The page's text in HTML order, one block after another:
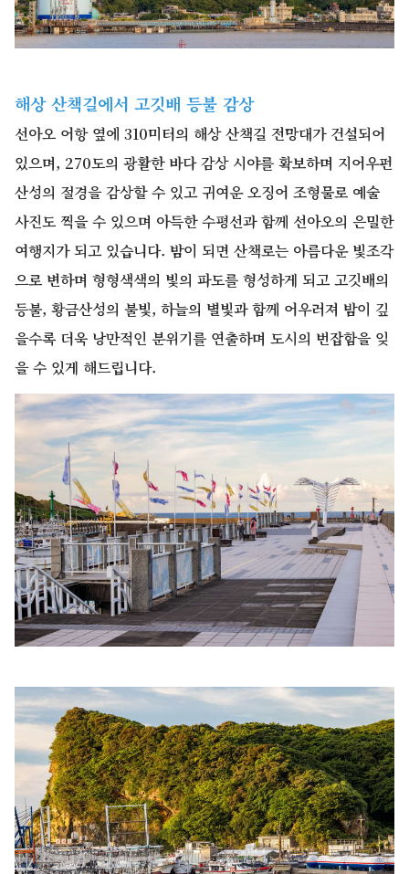
해상 산책길에서 고깃배 등불 감상
선아오 어항 옆에 310미터의 해상 산책길 전망대가 건설되어
있으며, 270도의 광활한 바다 감상 시야를 확보하며 지어우펀
산성의 절경을 감상할 수 있고 귀여운 오징어 조형물로 예술
사진도 찍을 수 있으며 아득한 수평선과 함께 선아오의 은밀한
여행지가 되고 있습니다. 밤이 되면 산책로는 아름다운 빛조각
으로 변하며 형형색색의 빛의 파도를 형성하게 되고 고깃배의
등불, 황금산성의 불빛, 하늘의 별빛과 함께 어우러져 밤이 깊
을수록 더욱 낭만적인 분위기를 연출하며 도시의 번잡함을 잊
을 수 있게 해드립니다.